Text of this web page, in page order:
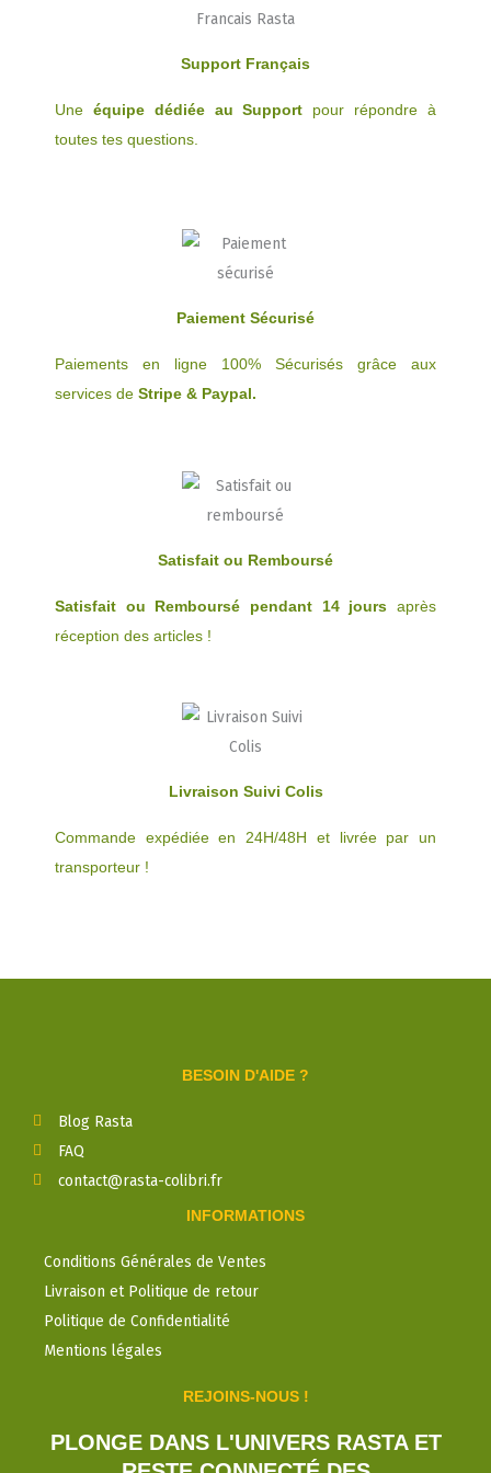
Support Français
Une équipe dédiée au Support pour répondre à
toutes tes questions.
Paiement Sécurisé
Paiements en ligne 100% Sécurisés grâce aux
services de Stripe & Paypal.
Satisfait ou Remboursé
Satisfait ou Remboursé pendant 14 jours après
réception des articles !
Livraison Suivi Colis
Commande expédiée en 24H/48H et livrée par un
transporteur !
BESOIN D'AIDE ?
Blog Rasta
FAQ
contact@rasta-colibri.fr
INFORMATIONS
Conditions Générales de Ventes
Livraison et Politique de retour
Politique de Confidentialité
Mentions légales
REJOINS-NOUS !
PLONGE DANS L'UNIVERS RASTA ET